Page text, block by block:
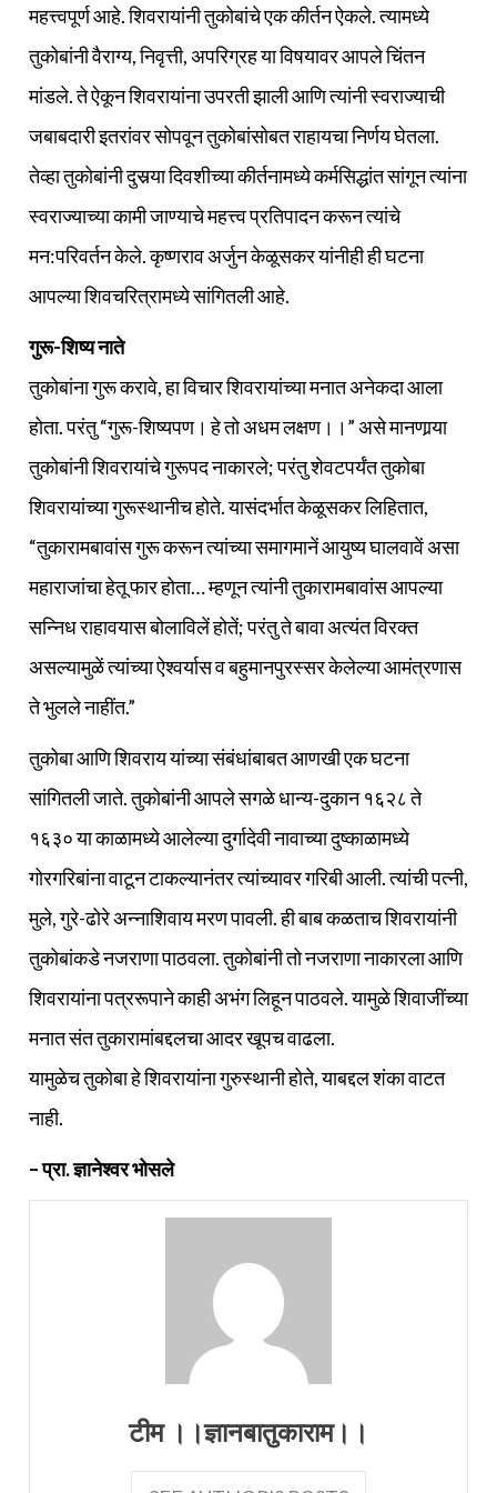
महत्त्वपूर्ण आहे. शिवरायांनी तुकोबांचे एक कीर्तन ऐकले. त्यामध्ये
तुकोबांनी वैराग्य, निवृत्ती, अपरिग्रह या विषयावर आपले चिंतन
मांडले. ते ऐकून शिवरायांना उपरती झाली आणि त्यांनी स्वराज्याची
जबाबदारी इतरांवर सोपवून तुकोबांसोबत राहायचा निर्णय घेतला.
तेव्हा तुकोबांनी दुसर्‍या दिवशीच्या कीर्तनामध्ये कर्मसिद्धांत सांगून त्यांना
स्वराज्याच्या कामी जाण्याचे महत्त्व प्रतिपादन करून त्यांचे
मन:परिवर्तन केले. कृष्णराव अर्जुन केळूसकर यांनीही ही घटना
आपल्या शिवचरित्रामध्ये सांगितली आहे.
गुरू-शिष्य नाते
तुकोबांना गुरू करावे, हा विचार शिवरायांच्या मनात अनेकदा आला
होता. परंतु “गुरू-शिष्यपण। हे तो अधम लक्षण।।” असे मानणार्‍या
तुकोबांनी शिवरायांचे गुरूपद नाकारले; परंतु शेवटपर्यंत तुकोबा
शिवरायांच्या गुरूस्थानीच होते. यासंदर्भात केळूसकर लिहितात,
“तुकारामबावांस गुरू करून त्यांच्या समागमानें आयुष्य घालवावें असा
महाराजांचा हेतू फार होता… म्हणून त्यांनी तुकारामबावांस आपल्या
सन्निध राहावयास बोलाविलें होतें; परंतु ते बावा अत्यंत विरक्त
असल्यामुळें त्यांच्या ऐश्वर्यास व बहुमानपुरस्सर केलेल्या आमंत्रणास
ते भुलले नाहींत.”
तुकोबा आणि शिवराय यांच्या संबंधांबाबत आणखी एक घटना
सांगितली जाते. तुकोबांनी आपले सगळे धान्य-दुकान १६२८ ते
१६३० या काळामध्ये आलेल्या दुर्गादेवी नावाच्या दुष्काळामध्ये
गोरगरिबांना वाटून टाकल्यानंतर त्यांच्यावर गरिबी आली. त्यांची पत्नी,
मुले, गुरे-ढोरे अन्नाशिवाय मरण पावली. ही बाब कळताच शिवरायांनी
तुकोबांकडे नजराणा पाठवला. तुकोबांनी तो नजराणा नाकारला आणि
शिवरायांना पत्ररूपाने काही अभंग लिहून पाठवले. यामुळे शिवाजींच्या
मनात संत तुकारामांबद्दलचा आदर खूपच वाढला.
यामुळेच तुकोबा हे शिवरायांना गुरुस्थानी होते, याबद्दल शंका वाटत
नाही.
– प्रा. ज्ञानेश्वर भोसले
टीम ।।ज्ञानबातुकाराम।।